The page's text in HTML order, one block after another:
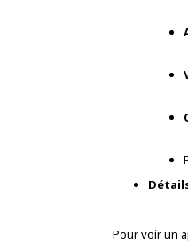
Pour voir un